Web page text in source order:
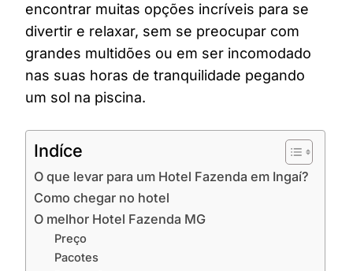
encontrar muitas opções incríveis para se
divertir e relaxar, sem se preocupar com
grandes multidões ou em ser incomodado
nas suas horas de tranquilidade pegando
um sol na piscina.
Indíce
O que levar para um Hotel Fazenda em Ingaí?
Como chegar no hotel
O melhor Hotel Fazenda MG
Preço
Pacotes